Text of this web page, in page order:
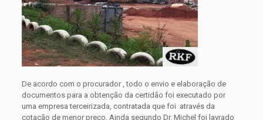
De acordo com o procurador , todo o envio e elaboração de
documentos para a obtenção da certidão foi executado por
uma empresa terceirizada, contratada que foi através da
cotação de menor preço. Ainda segundo Dr. Michel foi lavrado